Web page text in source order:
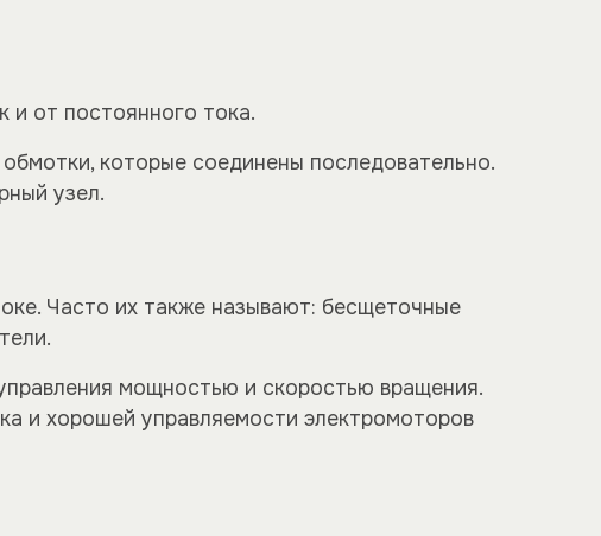
и от постоянного тока.
которые соединены последовательно.
узел.
Часто их также называют: бесщеточные
мощностью и скоростью вращения.
и хорошей управляемости электромоторов